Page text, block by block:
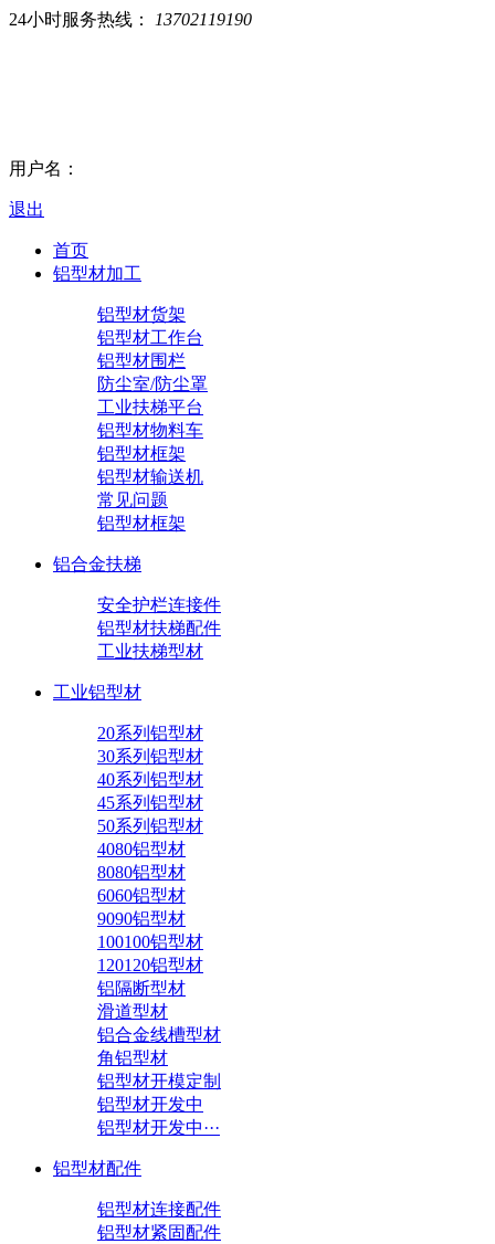
24小时服务热线： 13702119190
用户名：
退出
首页
铝型材加工
铝型材货架
铝型材工作台
铝型材围栏
防尘室/防尘罩
工业扶梯平台
铝型材物料车
铝型材框架
铝型材输送机
常见问题
铝型材框架
铝合金扶梯
安全护栏连接件
铝型材扶梯配件
工业扶梯型材
工业铝型材
20系列铝型材
30系列铝型材
40系列铝型材
45系列铝型材
50系列铝型材
4080铝型材
8080铝型材
6060铝型材
9090铝型材
100100铝型材
120120铝型材
铝隔断型材
滑道型材
铝合金线槽型材
角铝型材
铝型材开模定制
铝型材开发中
铝型材开发中···
铝型材配件
铝型材连接配件
铝型材紧固配件